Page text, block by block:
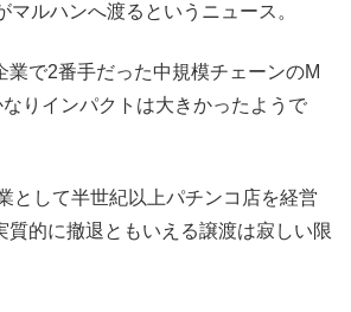
マルハンへ渡るというニュース。
業で2番手だった中規模チェーンのM
りインパクトは大きかったようで
として半世紀以上パチンコ店を経営
質的に撤退ともいえる譲渡は寂しい限